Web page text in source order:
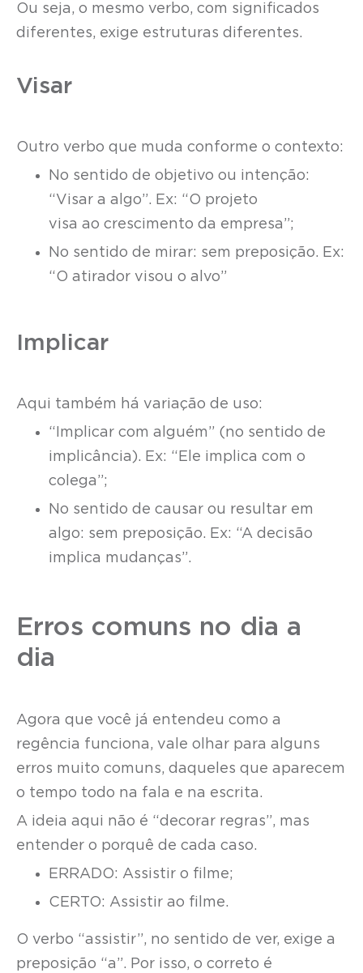
Ou seja, o mesmo verbo, com significados
diferentes, exige estruturas diferentes.
Visar
Outro verbo que muda conforme o contexto:
No sentido de objetivo ou intenção:
“Visar a algo”. Ex: “O projeto
visa ao crescimento da empresa”;
No sentido de mirar: sem preposição. Ex:
“O atirador visou o alvo”
Implicar
Aqui também há variação de uso:
“Implicar com alguém” (no sentido de
implicância). Ex: “Ele implica com o
colega”;
No sentido de causar ou resultar em
algo: sem preposição. Ex: “A decisão
implica mudanças”.
Erros comuns no dia a
dia
Agora que você já entendeu como a
regência funciona, vale olhar para alguns
erros muito comuns, daqueles que aparecem
o tempo todo na fala e na escrita.
A ideia aqui não é “decorar regras”, mas
entender o porquê de cada caso.
ERRADO: Assistir o filme;
CERTO: Assistir ao filme.
O verbo “assistir”, no sentido de ver, exige a
preposição “a”. Por isso, o correto é